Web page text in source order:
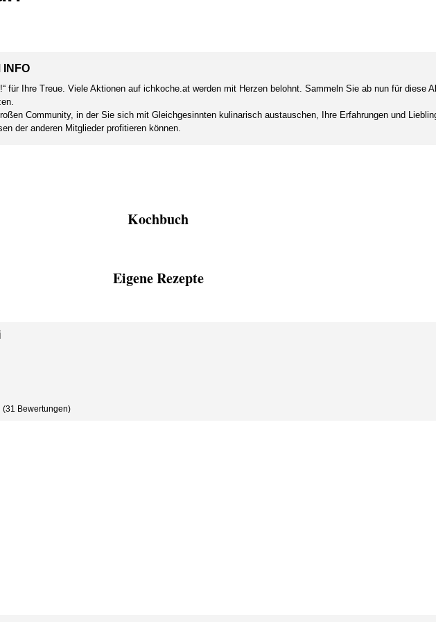
INFO
für Ihre Treue. Viele Aktionen auf ichkoche.at werden mit Herzen belohnt. Sammeln Sie ab nun für diese
Community, in der Sie sich mit Gleichgesinnten kulinarisch austauschen, Ihre Erfahrungen und
der anderen Mitglieder profitieren können.
Kochbuch
Eigene Rezepte
(31 Bewertungen)